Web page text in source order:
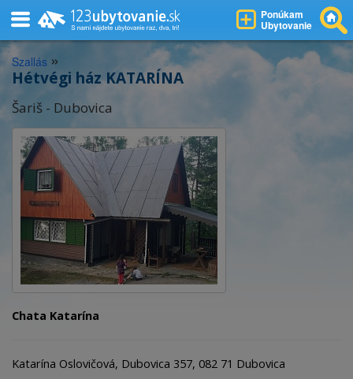
Ponúkam
Ubytovanie
Szallás »
Hétvégi ház KATARÍNA
Šariš - Dubovica
Chata Katarína
Katarína Oslovičová, Dubovica 357, 082 71 Dubovica